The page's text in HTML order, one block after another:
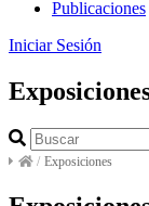
Publicaciones
Iniciar Sesión
/ Exposiciones